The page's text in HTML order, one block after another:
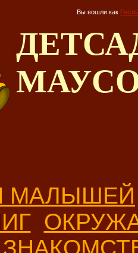
Вы вошли как Гость
МАЛЫШЕЙ